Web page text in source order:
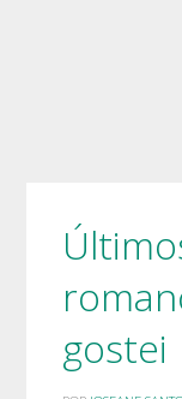
gostei